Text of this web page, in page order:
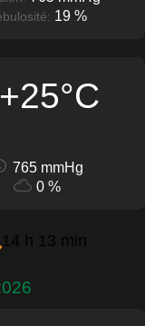
19 %
+25°C
765 mmHg
0 %
14 h 13 min